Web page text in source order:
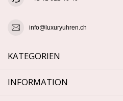
info@luxuryuhren.ch
KATEGORIEN
INFORMATION